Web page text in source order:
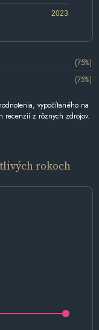
2023
(75%)
(75%)
vypočítaného na
recenzií z rôznych zdrojov.
rokoch